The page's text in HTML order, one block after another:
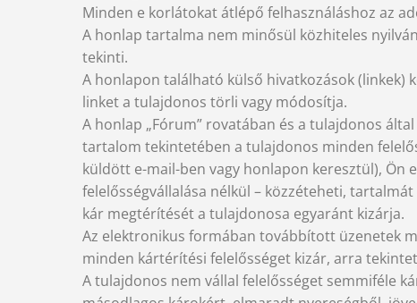
Minden e korlátokat átlépő felhasználáshoz az
A honlap tartalma nem minősül közhiteles
tekinti.
A honlapon található külső hivatkozások
linket a tulajdonos törli vagy módosítja.
A honlap „Fórum” rovatában és a tulajdonos
tartalom tekintetében a tulajdonos minden
küldött e-mail-ben vagy honlapon keresztül), Ön
felelősségvállalása nélkül – közzéteheti,
kár megtérítését a tulajdonosa egyaránt kizárja.
Az elektronikus formában továbbított üzenetek
minden kártérítési felelősséget kizár, arra
A tulajdonos nem vállal felelősséget semmiféle